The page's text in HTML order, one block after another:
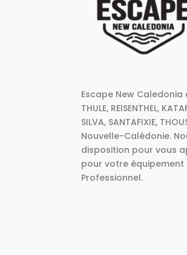
Escape New
THULE, REISENTHEL,
SILVA, SANTAFIXIE,
Nouvelle-Calédonie.
disposition pour vous
pour votre équipement
Professionnel.